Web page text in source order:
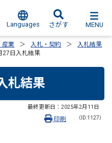
Languages さがす MENU
産業 入札・契約
入札結果
27日入札結果
札結果
最終更新日： 2025年2月11日
（ID:1127）
印刷